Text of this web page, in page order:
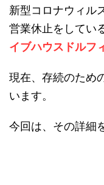
新型コロナウィル
営業休止をしてい
イブハウスドルフ
現在、存続のため
います。
今回は、その詳細